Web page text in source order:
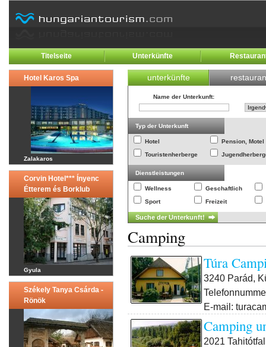
Titelseite Unterkünfte
Hotel Karos Spa
Zalakaros
Corvin Hotel*** Ínyenc
Étterem és Borklub
Gyula
Székely Tanya Csárda -
Rönök
unterkünfte
Name der Unterkunft:
Typ der Unterkunft
Hotel
Pension, Motel
Touristenherberge
Dienstleistungen
Wellness
Geschaftlich
Sport
Freizeit
Camping
Túra
3240 Parád,
E-mail:
Camping
2021